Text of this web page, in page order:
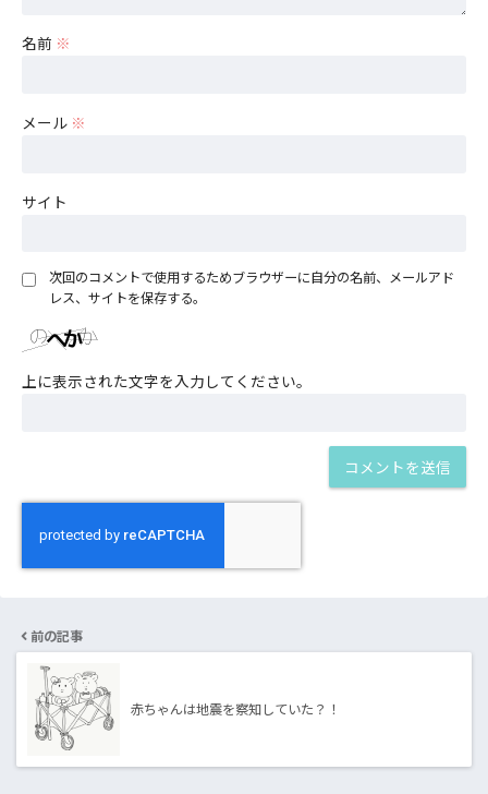
名前 ※
メール ※
サイト
次回のコメントで使用するためブラウザーに自分の名前、メールアド
レス、サイトを保存する。
上に表示された文字を入力してください。
前の記事
赤ちゃんは地震を察知していた？！